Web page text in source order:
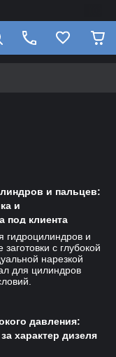
и пальцев:
и
под клиента
гидроцилиндров и
с глубокой
нарезкой
для цилиндров
давления:
характер дизеля